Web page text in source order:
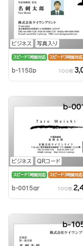
ビジネス 写真入り
スピード1時間対応 スピード3時間対応
b-1158p 100枚
ビジネス QRコード
b-
スピード1時間対応 スピード3時間対応
b-0015qr 100枚
b-